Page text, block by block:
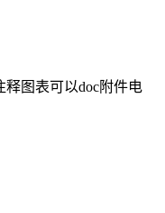
图表可以doc附件电